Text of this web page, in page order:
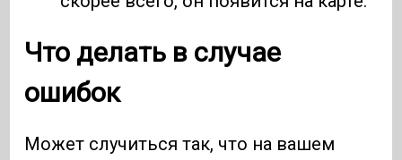
Что делать в случае
ошибок
Может случиться так, что на вашем